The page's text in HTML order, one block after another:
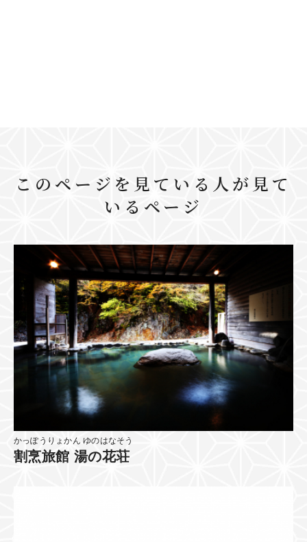
このページを見ている人が見て
いるページ
かっぽうりょかん ゆのはなそう
割烹旅館 湯の花荘